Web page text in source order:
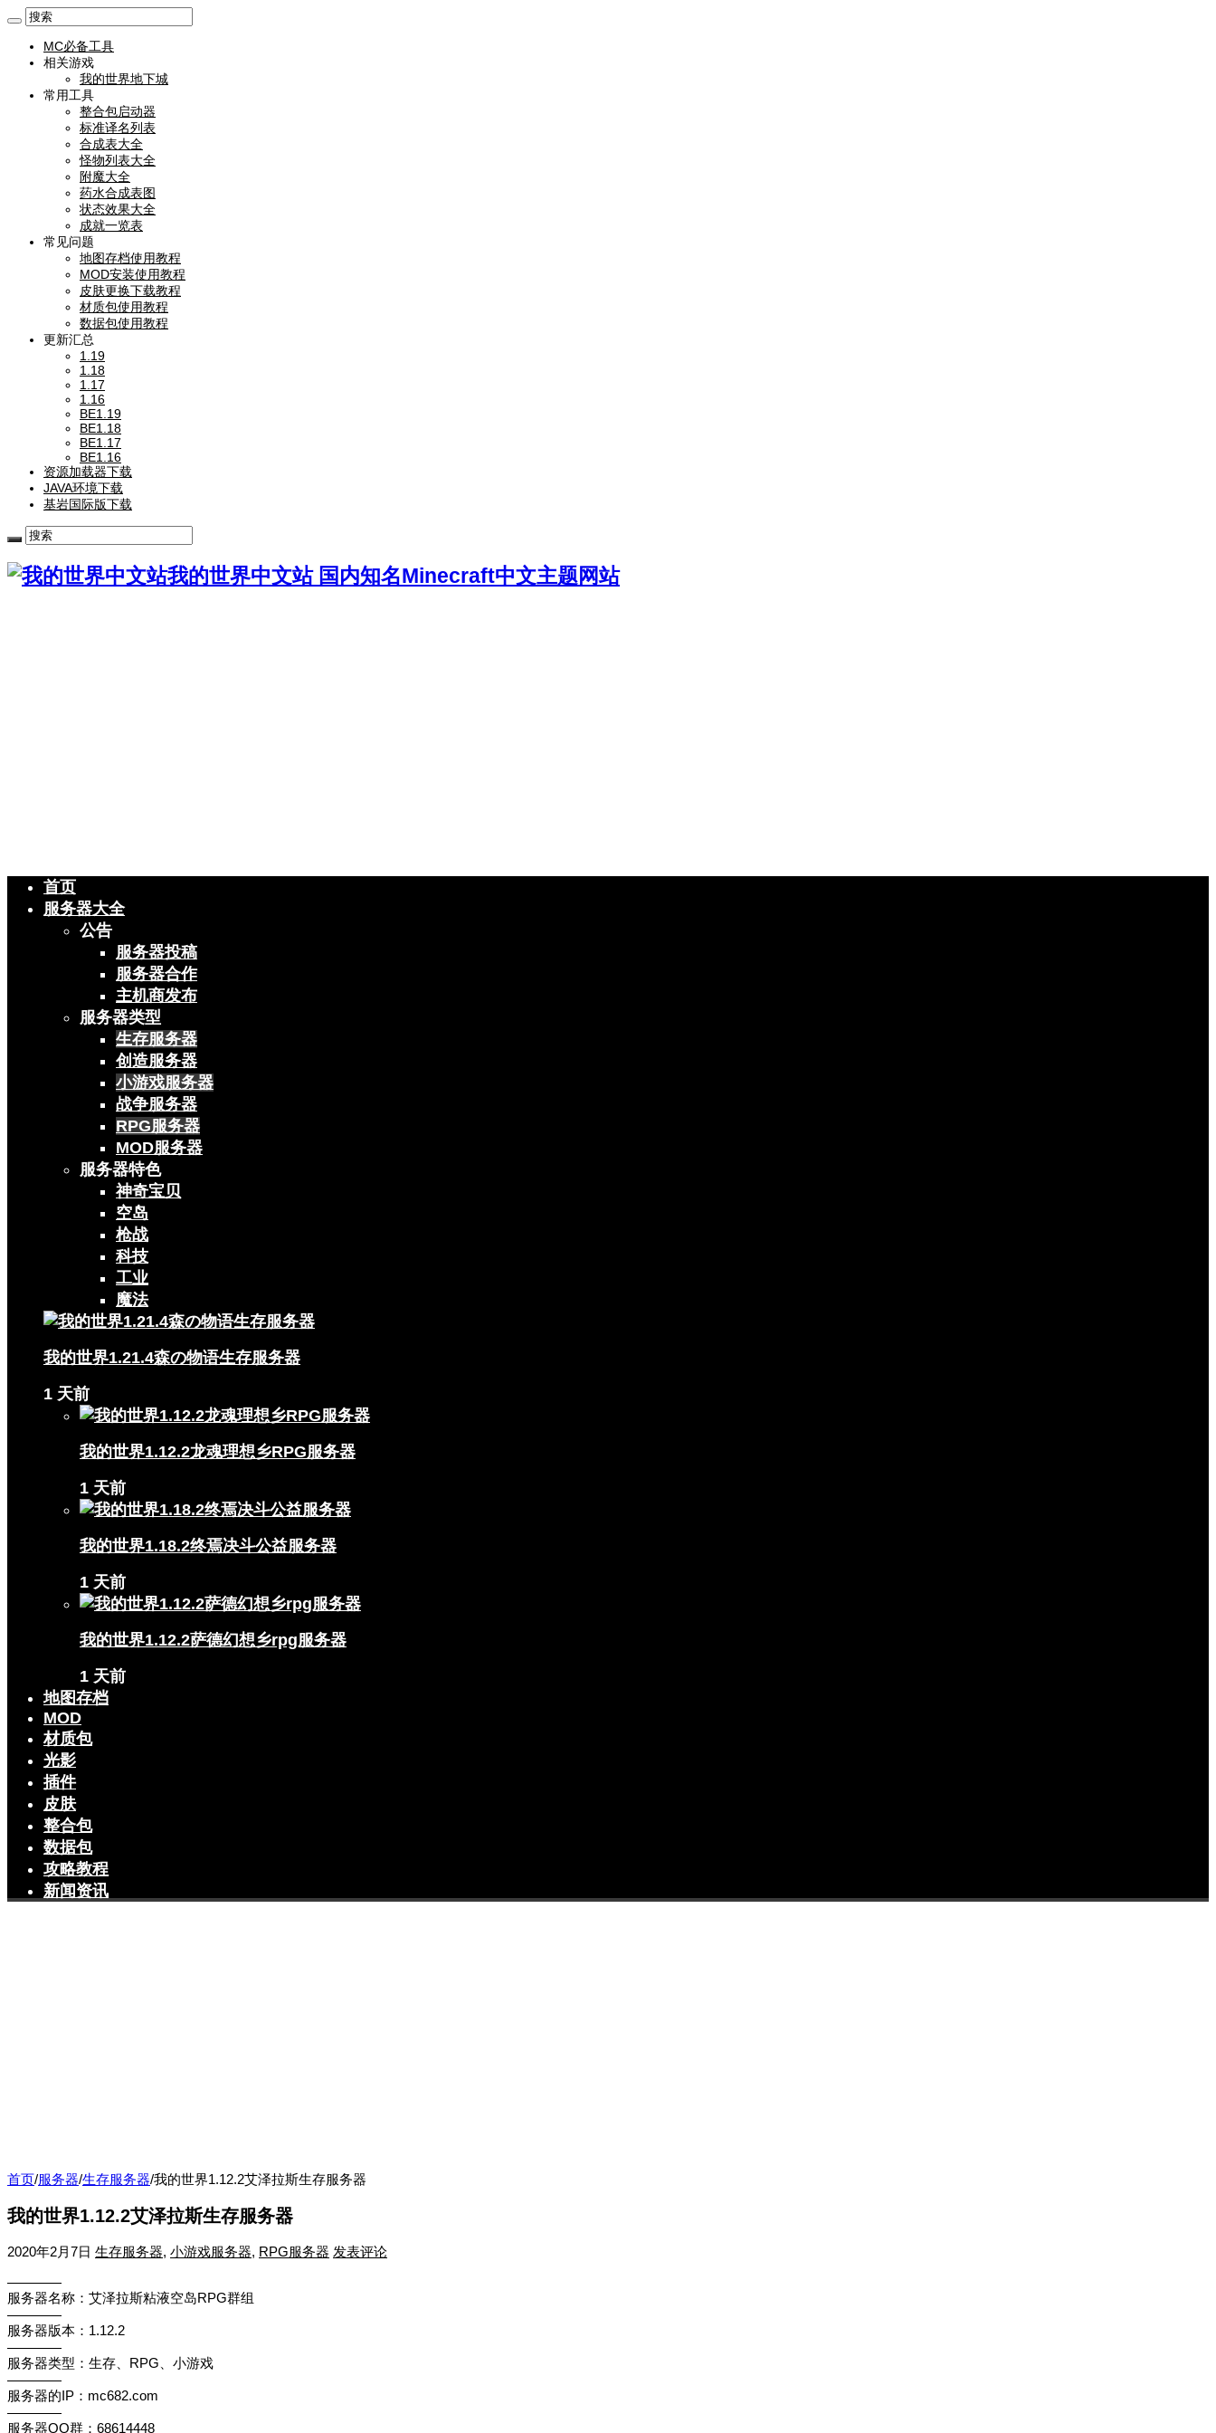
MC必备工具
相关游戏
我的世界地下城
常用工具
整合包启动器
标准译名列表
合成表大全
怪物列表大全
附魔大全
药水合成表图
状态效果大全
成就一览表
常见问题
地图存档使用教程
MOD安装使用教程
皮肤更换下载教程
材质包使用教程
数据包使用教程
更新汇总
1.19
1.18
1.17
1.16
BE1.19
BE1.18
BE1.17
BE1.16
资源加载器下载
JAVA环境下载
基岩国际版下载
我的世界中文站 国内知名Minecraft中文主题网站
首页
服务器大全
公告
服务器投稿
服务器合作
主机商发布
服务器类型
生存服务器
创造服务器
小游戏服务器
战争服务器
RPG服务器
MOD服务器
服务器特色
神奇宝贝
空岛
枪战
科技
工业
魔法
我的世界1.21.4森の物语生存服务器
1 天前
我的世界1.12.2龙魂理想乡RPG服务器
1 天前
我的世界1.18.2终焉决斗公益服务器
1 天前
我的世界1.12.2萨德幻想乡rpg服务器
1 天前
地图存档
MOD
材质包
光影
插件
皮肤
整合包
数据包
攻略教程
新闻资讯
首页/服务器/生存服务器/我的世界1.12.2艾泽拉斯生存服务器
我的世界1.12.2艾泽拉斯生存服务器
2020年2月7日 生存服务器, 小游戏服务器, RPG服务器 发表评论
————
服务器名称：艾泽拉斯粘液空岛RPG群组
————
服务器版本：1.12.2
————
服务器类型：生存、RPG、小游戏
————
服务器的IP：mc682.com
————
服务器QQ群：68614448